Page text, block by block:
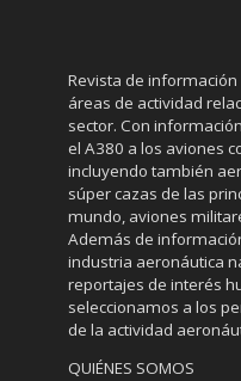
Revista de
áreas de actividad
sector. Con
el A380 a los aviones
incluyendo también
súper cazas de las
mundo, aviones
Además de
industria aeronáutica
reportajes de interés
seleccionamos a los
de la actividad
QUIÉNES SOMOS